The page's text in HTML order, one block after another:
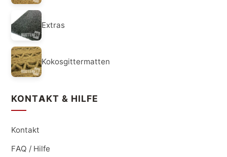
Extras
Kokosgittermatten
KONTAKT & HILFE
Kontakt
FAQ / Hilfe